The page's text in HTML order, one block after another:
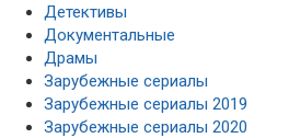
Детективы
Документальные
Драмы
Зарубежные сериалы
Зарубежные сериалы 2019
Зарубежные сериалы 2020